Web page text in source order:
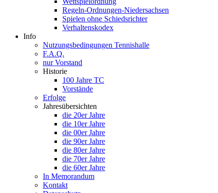
Regeln-Ordnungen-Niedersachsen
Spielen ohne Schiedsrichter
Verhaltenskodex
Info
Nutzungsbedingungen Tennishalle
F.A.Q.
nur Vorstand
Historie
100 Jahre TC
Vorstände
Erfolge
Jahresübersichten
die 20er Jahre
die 10er Jahre
die 00er Jahre
die 90er Jahre
die 80er Jahre
die 70er Jahre
die 60er Jahre
In Memorandum
Kontakt